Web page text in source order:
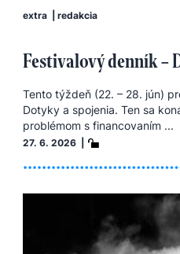
extra redakcia
Festivalový denník –
Tento týždeň (22. – 28. jún)
Dotyky a spojenia. Ten sa
problémom s financovaním ...
27. 6. 2026 |